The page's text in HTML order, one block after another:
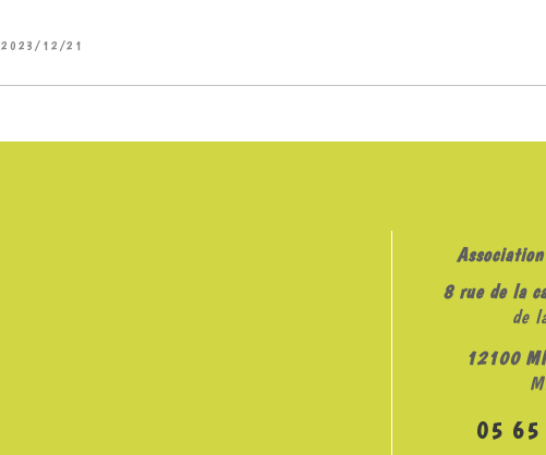
2023/12/21
8 rue de la
de
12100
05